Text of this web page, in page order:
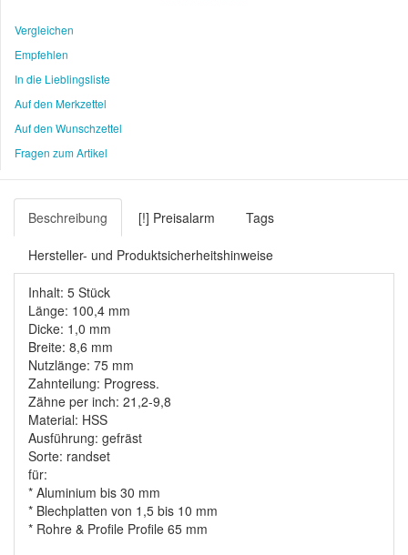
Vergleichen
Empfehlen
In die Lieblingsliste
Auf den Merkzettel
Auf den Wunschzettel
Fragen zum Artikel
Beschreibung [!] Preisalarm Tags
Hersteller- und Produktsicherheitshinweise
Inhalt: 5 Stück
Länge: 100,4 mm
Dicke: 1,0 mm
Breite: 8,6 mm
Nutzlänge: 75 mm
Zahnteilung: Progress.
Zähne per inch: 21,2-9,8
Material: HSS
Ausführung: gefräst
Sorte: randset
für:
* Aluminium bis 30 mm
* Blechplatten von 1,5 bis 10 mm
* Rohre & Profile Profile 65 mm